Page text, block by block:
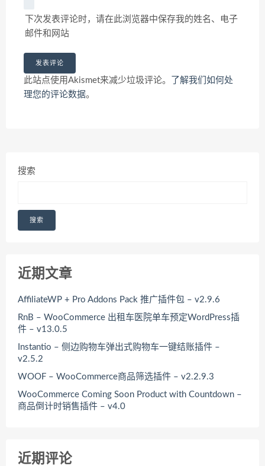
下次发表评论时，请在此浏览器中保存我的姓名、电子
邮件和网站
此站点使用Akismet来减少垃圾评论。
了解我们如何处
理您的评论数据。
搜索
搜索
近期文章
AffiliateWP + Pro Addons Pack 推广插件包 – v2.9.6
RnB – WooCommerce 出租车医院单车预定WordPress插
件 – v13.0.5
Instantio – 侧边购物车弹出式购物车一键结账插件 –
v2.5.2
WOOF – WooCommerce商品筛选插件 – v2.2.9.3
WooCommerce Coming Soon Product with Countdown –
商品倒计时销售插件 – v4.0
近期评论